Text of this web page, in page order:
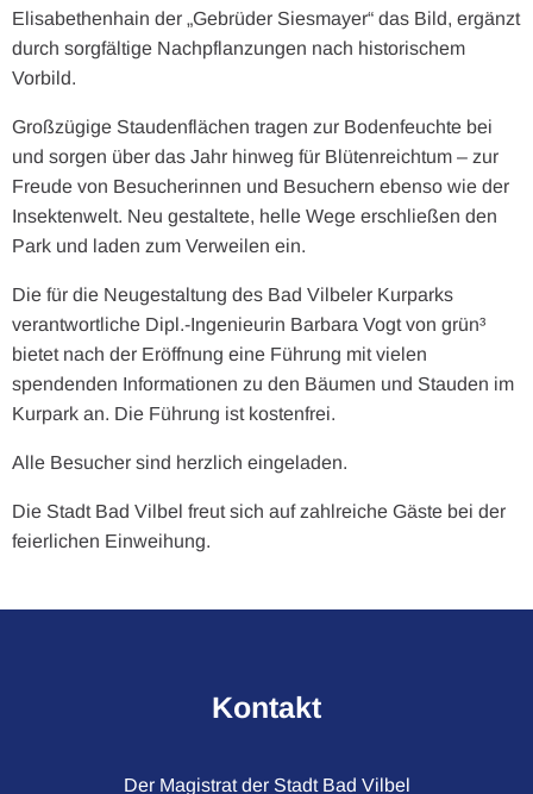
Elisabethenhain der „Gebrüder Siesmayer“ das Bild, ergänzt
durch sorgfältige Nachpflanzungen nach historischem
Vorbild.
Großzügige Staudenflächen tragen zur Bodenfeuchte bei
und sorgen über das Jahr hinweg für Blütenreichtum – zur
Freude von Besucherinnen und Besuchern ebenso wie der
Insektenwelt. Neu gestaltete, helle Wege erschließen den
Park und laden zum Verweilen ein.
Die für die Neugestaltung des Bad Vilbeler Kurparks
verantwortliche Dipl.-Ingenieurin Barbara Vogt von grün³
bietet nach der Eröffnung eine Führung mit vielen
spendenden Informationen zu den Bäumen und Stauden im
Kurpark an. Die Führung ist kostenfrei.
Alle Besucher sind herzlich eingeladen.
Die Stadt Bad Vilbel freut sich auf zahlreiche Gäste bei der
feierlichen Einweihung.
Kontakt
Der Magistrat der Stadt Bad Vilbel